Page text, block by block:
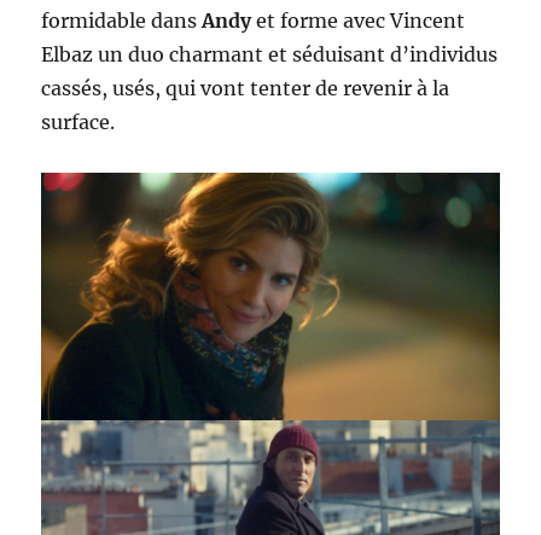
formidable dansAndyet forme avec Vincent
Elbaz un duo charmant et séduisant d’individus
cassés, usés, qui vont tenter de revenir à la
surface.